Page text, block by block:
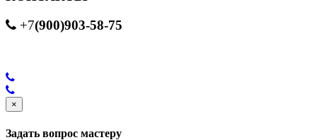
+7(900)903-58-75
×
Задать вопрос мастеру